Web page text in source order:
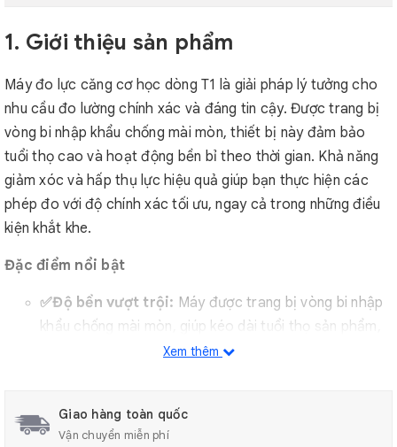
1. Giới thiệu sản phẩm
Máy đo lực căng cơ học dòng T1 là giải pháp lý tưởng cho
nhu cầu đo lường chính xác và đáng tin cậy. Được trang bị
vòng bi nhập khẩu chống mài mòn, thiết bị này đảm bảo
tuổi thọ cao và hoạt động bền bỉ theo thời gian. Khả năng
giảm xóc và hấp thụ lực hiệu quả giúp bạn thực hiện các
phép đo với độ chính xác tối ưu, ngay cả trong những điều
kiện khắt khe.
Đặc điểm nổi bật
✅Độ bền vượt trội: Máy được trang bị vòng bi nhập
khẩu chống mài mòn, giúp kéo dài tuổi thọ sản phẩm,
đảm bảo hoạt động bền bỉ theo thời gian.
thụ lực là yếu tố then chốt, đảm bảo kết quả đo lực
căng đạt độ chính xác cao, đáng tin cậy.
Xem thêm
Giao hàng toàn quốc
Vận chuyển miễn phí